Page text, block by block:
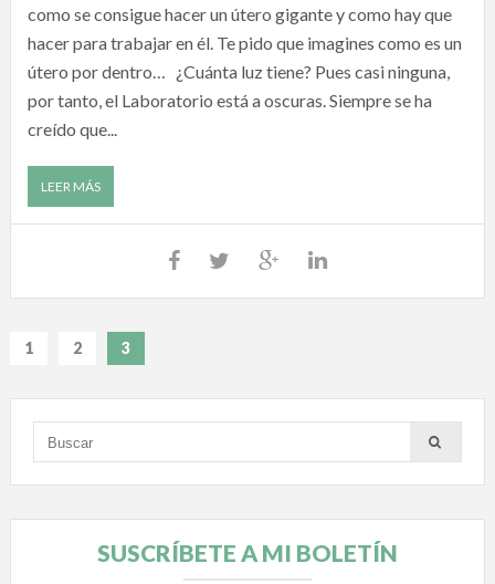
como se consigue hacer un útero gigante y como hay que
hacer para trabajar en él. Te pido que imagines como es un
útero por dentro… ¿Cuánta luz tiene? Pues casi ninguna,
por tanto, el Laboratorio está a oscuras. Siempre se ha
creído que...
LEER MÁS
1 2 3
SUSCRÍBETE A MI BOLETÍN